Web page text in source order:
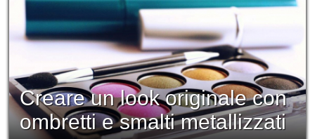
Creare un look originale con
ombretti e smalti metallizzati